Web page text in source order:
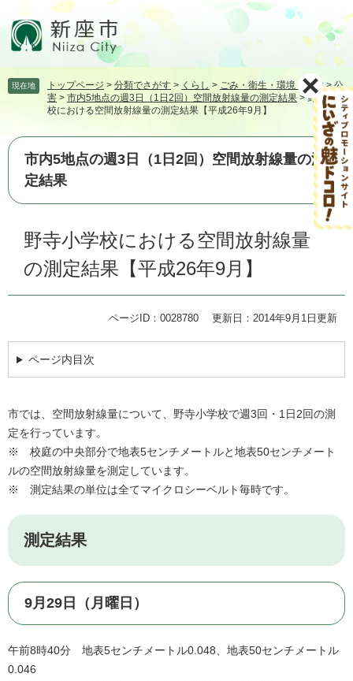
頭飛
て
へ
現在地 トップページ > 分類でさがす > くらし > ごみ・衛生・環境・動物 >公
害 > 市内5地点の週3日（1日2回）空間放射線量の測定結果 >野寺小学
校における空間放射線量の測定結果【平成26年9月】
市内5地点の週3日（1日2回）空間放射線量の測
定結果
野寺小学校における空間放射線量
の測定結果【平成26年9月】
ページID：0028780 更新日：2014年9月1日更新
ページ内目次
市では、空間放射線量について、野寺小学校で週3回・1日2回の測
定を行っています。
※ 校庭の中央部分で地表5センチメートルと地表50センチメート
ルの空間放射線量を測定しています。
※ 測定結果の単位は全てマイクロシーベルト毎時です。
測定結果
9月29日（月曜日）
午前8時40分 地表5センチメートル0.048、地表50センチメートル
0.046